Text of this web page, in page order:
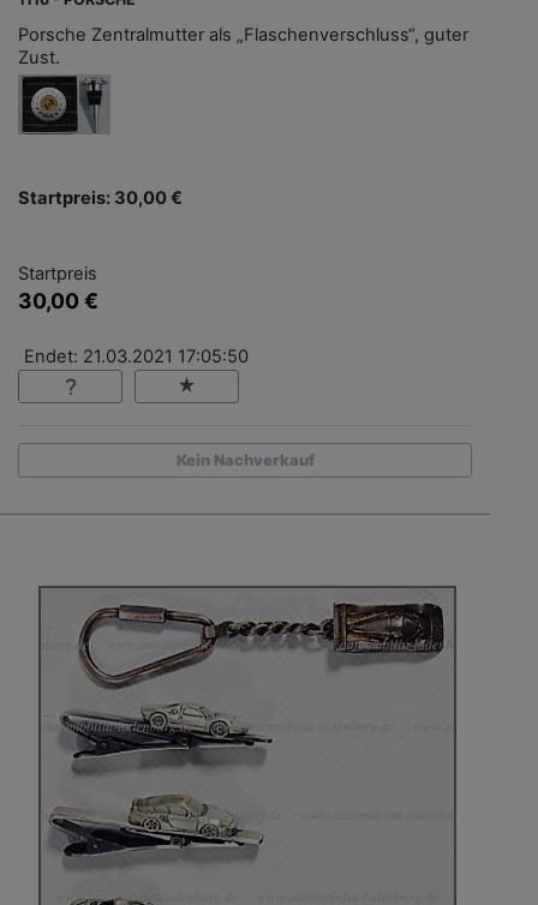
Porsche Zentralmutter als „Flaschenverschluss“, guter
Zust.
Startpreis: 30,00 €
Startpreis
30,00 €
Endet: 21.03.2021 17:05:50
Kein Nachverkauf